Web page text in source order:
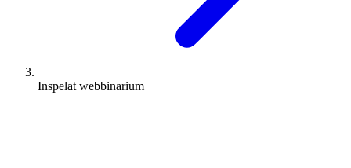
Inspelat webbinarium